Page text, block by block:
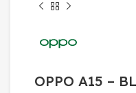
OPPO A15 –